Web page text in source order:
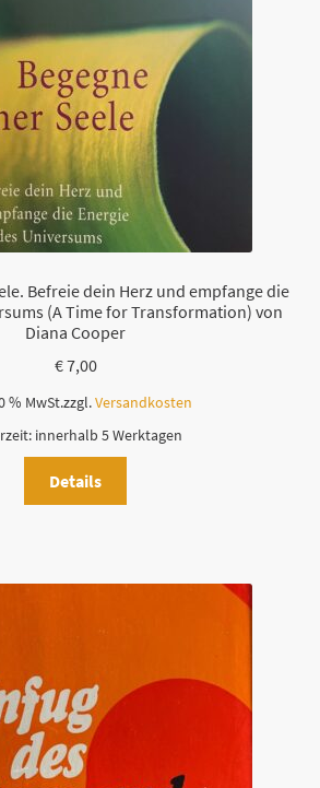
Befreie dein Herz und empfange die
(A Time for Transformation) von
Diana Cooper
€7,00
% MwSt.zzgl.Versandkosten
innerhalb 5 Werktagen
Details